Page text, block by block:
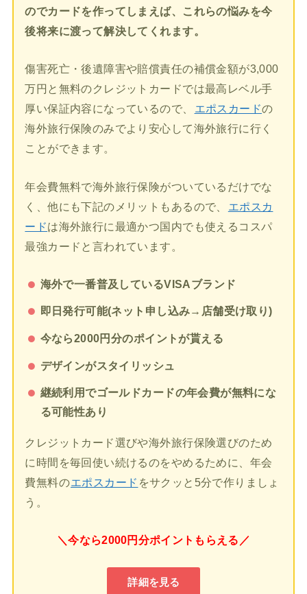
のでカードを作ってしまえば、これらの悩みを今
後将来に渡って解決してくれます。
傷害死亡・後遺障害や賠償責任の補償金額が3,000
万円と無料のクレジットカードでは最高レベル手
厚い保証内容になっているので、
エポスカードの
海外旅行保険のみでより安心して海外旅行に行く
ことができます。
年会費無料で海外旅行保険がついているだけでな
く、他にも下記のメリットもあるので、
エポスカ
ードは海外旅行に最適かつ国内でも使えるコスパ
最強カードと言われています。
海外で一番普及しているVISAブランド
即日発行可能(ネット申し込み→店舗受け取り)
今なら2000円分のポイントが貰える
デザインがスタイリッシュ
継続利用でゴールドカードの年会費が無料にな
る可能性あり
クレジットカード選びや海外旅行保険選びのため
に時間を毎回使い続けるのをやめるために、年会
費無料のエポスカード をサクッと5分で作りましょ
う。
＼今なら2000円分ポイントもらえる／
詳細を見る